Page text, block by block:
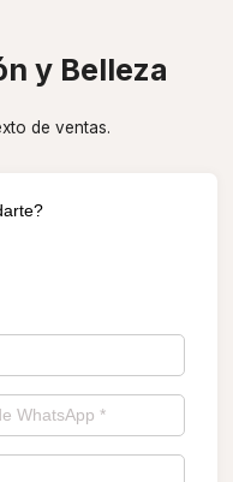
y Belleza
de ventas.